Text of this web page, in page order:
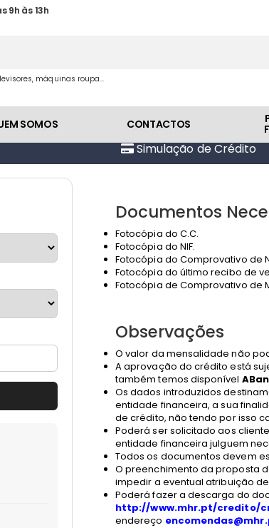
9h às 13h
máquinas roupa...
SOMOS CONTACTOS
Simulação de Crédito
Documentos
Fotocópia do C.C.
Fotocópia do NIF.
Fotocópia do Comprovativo de
Fotocópia do último recibo de
Fotocópia de Comprovativo de
Observações
O valor da mensalidade não
A aprovação do crédito está
também temos disponível
Os dados introduzidos
entidade financeira, a sua
de crédito, não tendo por isso
Poderá ser solicitado aos
entidade financeira julguem
Todos os documentos devem
O preenchimento da proposta
impedir a eventual atribuição
Poderá fazer a descarga do
http://www.mhr.pt/credito/
endereço